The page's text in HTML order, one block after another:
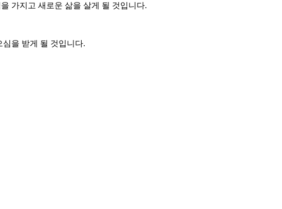
가지고 새로운 삶을 살게 될 것입니다.
을 받게 될 것입니다.